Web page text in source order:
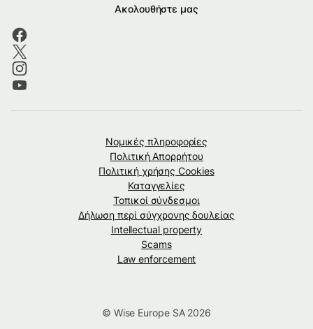
Ακολουθήστε μας
Νομικές πληροφορίες
Πολιτική Απορρήτου
Πολιτική χρήσης Cookies
Καταγγελίες
Τοπικοί σύνδεσμοι
Δήλωση περί σύγχρονης δουλείας
Intellectual property
Scams
Law enforcement
© Wise Europe SA 2026